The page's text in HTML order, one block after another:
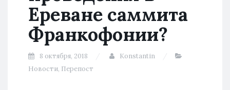
Ереване саммита
Франкофонии?
8 октября, 2018
Konstantin
Новости, Перепост